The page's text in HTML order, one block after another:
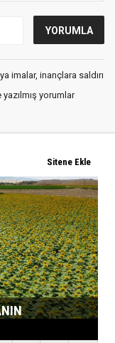
imalar, inançlara saldırı
yorumlar